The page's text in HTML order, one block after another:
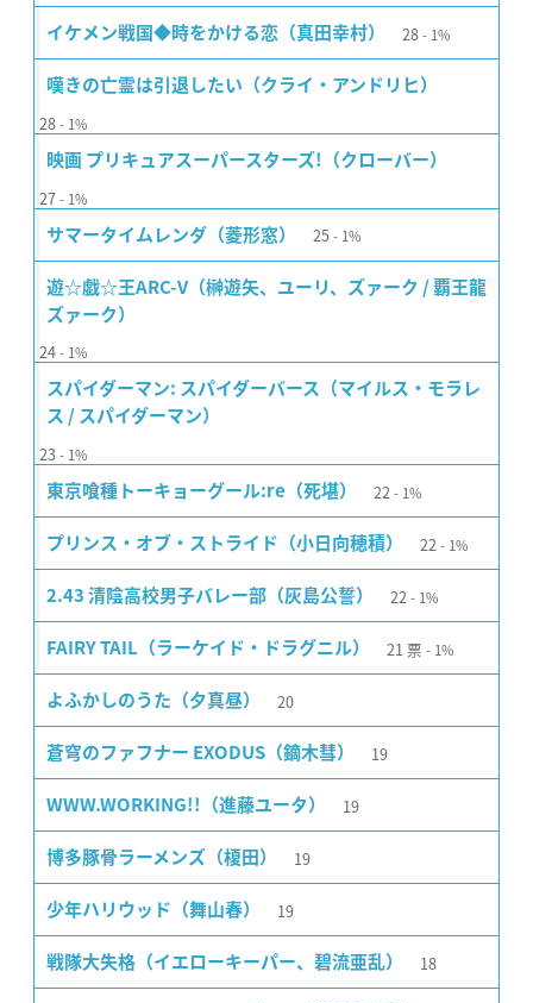
イケメン戦国◆時をかける恋（真田幸村） 28 1%
嘆きの亡霊は引退したい（クライ・アンドリヒ）
28 1%
映画 プリキュアスーパースターズ!（クローバー）
27 1%
サマータイムレンダ（菱形窓） 25 1%
遊☆戯☆王ARC-V（榊遊矢、ユーリ、ズァーク / 覇王龍
ズァーク）
24 1%
スパイダーマン: スパイダーバース（マイルス・モラレ
ス / スパイダーマン）
23 1%
東京喰種トーキョーグール:re（死堪） 22 1%
プリンス・オブ・ストライド（小日向穂積） 22 1%
2.43 清陰高校男子バレー部（灰島公誓） 22 1%
FAIRY TAIL（ラーケイド・ドラグニル） 21 票 1%
よふかしのうた（夕真昼） 20
蒼穹のファフナー EXODUS（鏑木彗） 19
WWW.WORKING!!（進藤ユータ） 19
博多豚骨ラーメンズ（榎田） 19
少年ハリウッド（舞山春） 19
戦隊大失格（イエローキーパー、碧流亜乱） 18